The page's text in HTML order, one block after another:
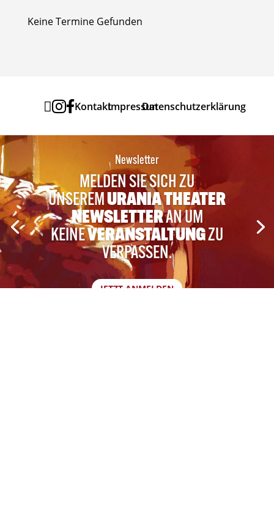
Keine Termine Gefunden
KontaktImpressumDatenschutzerklärung
Newsletter
MELDEN SIE SICH ZU
UNSEREMURANIA THEATER
NEWSLETTERAN UM
KEINEVERANSTALTUNGZU
VERPASSEN.
JETZT ANMELDEN